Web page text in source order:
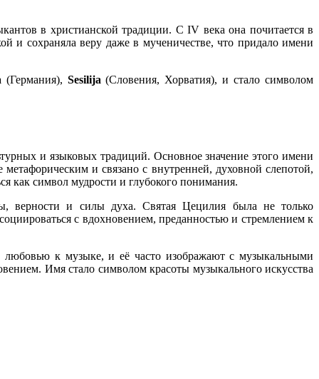
в христианской традиции. С IV века она почитается в
и сохраняла веру даже в мученичестве, что придало имени
(Германия), Sesilija(Словения, Хорватия), и стало символом
и языковых традиций. Основное значение этого имени
метафорическим и связано с внутренней, духовной слепотой,
как символ мудрости и глубокого понимания.
верности и силы духа. Святая Цецилия была не только
с вдохновением, преданностью и стремлением к
любовью к музыке, и её часто изображают с музыкальными
Имя стало символом красоты музыкального искусства